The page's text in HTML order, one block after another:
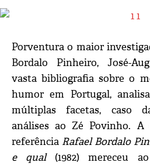
Porventura o maior
Bordalo Pinheiro, José-
vasta bibliografia sobre o
humor em Portugal,
múltiplas facetas, caso
análises ao Zé Povinho. A
referência Rafael Bordalo
e qual (1982) mereceu